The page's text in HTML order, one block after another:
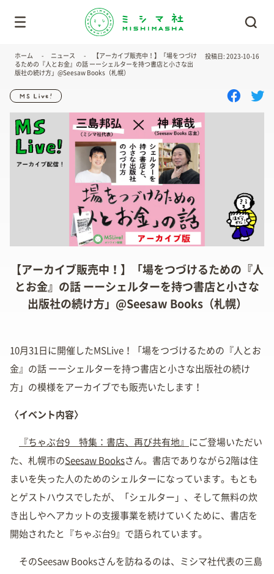
ホーム ニュース
【アーカイブ販売中！】「場をつづけ
るための『人とお金』の話 ーーシェルターを持つ書店と小さな出
版社の続け方」@Seesaw Books（札幌）
投稿日: 2023-10-16
【アーカイブ販売中！】「場をつづけるための『人
とお金』の話 ーーシェルターを持つ書店と小さな
出版社の続け方」@Seesaw Books（札幌）
10月31日に開催したMSLive！「場をつづけるための『人とお
金』の話 ーーシェルターを持つ書店と小さな出版社の続け
方」の模様をアーカイブでも販売いたします！
〈イベント内容〉
『ちゃぶ台9 特集：書店、再び共有地』
にご登場いただい
た、札幌市のSeesaw Booksさん。書店でありながら2階は住
まいを失った人のためのシェルターになっています。もとも
とゲストハウスでしたが、「シェルター」、そして無料の炊
き出しやヘアカットの支援事業を続けていくために、書店を
開始されたと『ちゃぶ台9』で語られています。
そのSeesaw Booksさんを訪ねるのは、ミシマ社代表の三島